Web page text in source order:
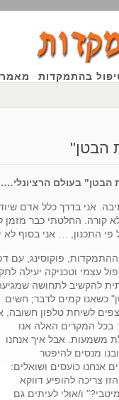
בהתמקדות
הבטן"
בעולם הרציונלי….
אני בדרך כלל אדם
קורה. החלטתי כבר מזמן
התכנון, … אני בסוף
פוקוסינג, עם
עצמי וטכניקה יעילה
להקשיב לתחושה
כשאנו קמים לדבר; חשים
לשיחת טלפון חשובה,
בכל המקרים האלה אנו
משמעות. אבל איך אנחנו
מנסים להיפטר
אנחנו כועסים ושואלים:
צריכה להופיע דווקא
ו/אולי לעיתים גם